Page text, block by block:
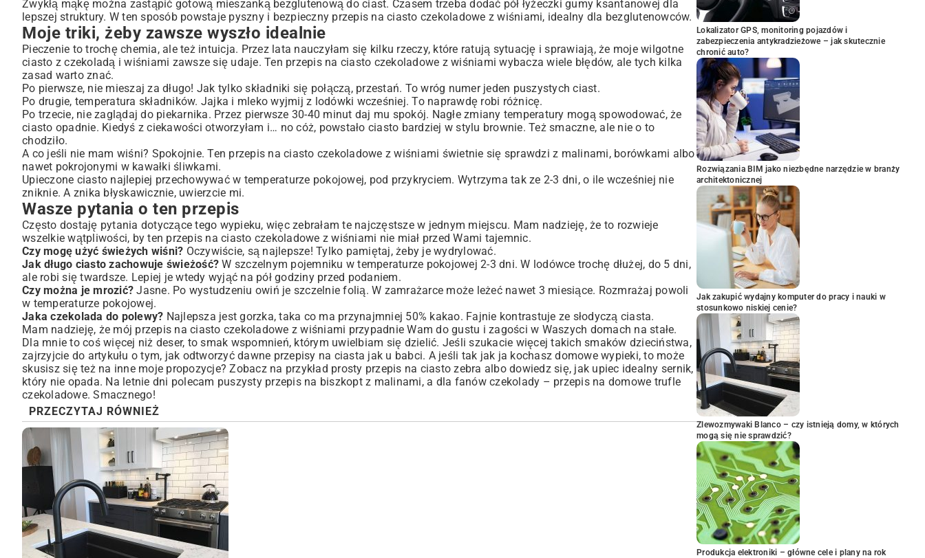
Zwykłą mąkę można zastąpić gotową mieszanką bezglutenową do ciast. Czasem trzeba dodać pół łyżeczki gumy ksantanowej dla
lepszej struktury. W ten sposób powstaje pyszny i bezpieczny przepis na ciasto czekoladowe z wiśniami, idealny dla bezglutenowców.
Moje triki, żeby zawsze wyszło idealnie
Pieczenie to trochę chemia, ale też intuicja. Przez lata nauczyłam się kilku rzeczy, które ratują sytuację i sprawiają, że moje wilgotne
ciasto z czekoladą i wiśniami zawsze się udaje. Ten przepis na ciasto czekoladowe z wiśniami wybacza wiele błędów, ale tych kilka
zasad warto znać.
Po pierwsze, nie mieszaj za długo! Jak tylko składniki się połączą, przestań. To wróg numer jeden puszystych ciast.
Po drugie, temperatura składników. Jajka i mleko wyjmij z lodówki wcześniej. To naprawdę robi różnicę.
Po trzecie, nie zaglądaj do piekarnika. Przez pierwsze 30-40 minut daj mu spokój. Nagłe zmiany temperatury mogą spowodować, że
ciasto opadnie. Kiedyś z ciekawości otworzyłam i… no cóż, powstało ciasto bardziej w stylu brownie. Też smaczne, ale nie o to
chodziło.
A co jeśli nie mam wiśni? Spokojnie. Ten przepis na ciasto czekoladowe z wiśniami świetnie się sprawdzi z malinami, borówkami albo
nawet pokrojonymi w kawałki śliwkami.
Upieczone ciasto najlepiej przechowywać w temperaturze pokojowej, pod przykryciem. Wytrzyma tak ze 2-3 dni, o ile wcześniej nie
zniknie. A znika błyskawicznie, uwierzcie mi.
Wasze pytania o ten przepis
Często dostaję pytania dotyczące tego wypieku, więc zebrałam te najczęstsze w jednym miejscu. Mam nadzieję, że to rozwieje
wszelkie wątpliwości, by ten przepis na ciasto czekoladowe z wiśniami nie miał przed Wami tajemnic.
Czy mogę użyć świeżych wiśni? Oczywiście, są najlepsze! Tylko pamiętaj, żeby je wydrylować.
Jak długo ciasto zachowuje świeżość? W szczelnym pojemniku w temperaturze pokojowej 2-3 dni. W lodówce trochę dłużej, do 5 dni,
ale robi się twardsze. Lepiej je wtedy wyjąć na pół godziny przed podaniem.
Czy można je mrozić? Jasne. Po wystudzeniu owiń je szczelnie folią. W zamrażarce może leżeć nawet 3 miesiące. Rozmrażaj powoli
w temperaturze pokojowej.
Jaka czekolada do polewy? Najlepsza jest gorzka, taka co ma przynajmniej 50% kakao. Fajnie kontrastuje ze słodyczą ciasta.
Mam nadzieję, że mój przepis na ciasto czekoladowe z wiśniami przypadnie Wam do gustu i zagości w Waszych domach na stałe.
Dla mnie to coś więcej niż deser, to smak wspomnień, którym uwielbiam się dzielić. Jeśli szukacie więcej takich smaków dzieciństwa,
zajrzyjcie do artykułu o tym, jak odtworzyć dawne przepisy na ciasta jak u babci. A jeśli tak jak ja kochasz domowe wypieki, to może
skusisz się też na inne moje propozycje? Zobacz na przykład prosty przepis na ciasto zebra albo dowiedz się, jak upiec idealny sernik,
który nie opada. Na letnie dni polecam puszysty przepis na biszkopt z malinami, a dla fanów czekolady – przepis na domowe trufle
czekoladowe. Smacznego!
PRZECZYTAJ RÓWNIEŻ
Lokalizator GPS, monitoring pojazdów i
zabezpieczenia antykradzieżowe – jak skutecznie
chronić auto?
Rozwiązania BIM jako niezbędne narzędzie w branży
architektonicznej
Jak zakupić wydajny komputer do pracy i nauki w
stosunkowo niskiej cenie?
Zlewozmywaki Blanco – czy istnieją domy, w których
mogą się nie sprawdzić?
Produkcja elektroniki – główne cele i plany na rok